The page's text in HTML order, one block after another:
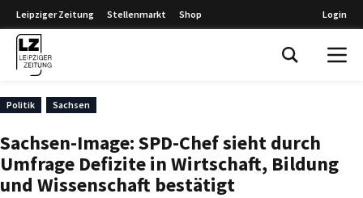
Leipziger Zeitung Stellenmarkt Shop Login
Politik Sachsen
Sachsen-Image: SPD-Chef sieht durch
Umfrage Defizite in Wirtschaft, Bildung
und Wissenschaft bestätigt